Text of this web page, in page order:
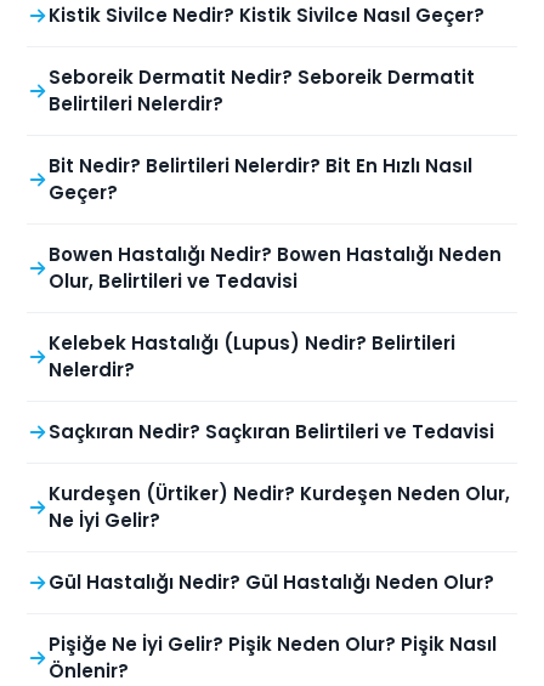
Kistik Sivilce Nedir? Kistik Sivilce Nasıl Geçer?
Seboreik Dermatit Nedir? Seboreik Dermatit
Belirtileri Nelerdir?
Bit Nedir? Belirtileri Nelerdir? Bit En Hızlı Nasıl
Geçer?
Bowen Hastalığı Nedir? Bowen Hastalığı Neden
Olur, Belirtileri ve Tedavisi
Kelebek Hastalığı (Lupus) Nedir? Belirtileri
Nelerdir?
Saçkıran Nedir? Saçkıran Belirtileri ve Tedavisi
Kurdeşen (Ürtiker) Nedir? Kurdeşen Neden Olur,
Ne İyi Gelir?
Gül Hastalığı Nedir? Gül Hastalığı Neden Olur?
Pişiğe Ne İyi Gelir? Pişik Neden Olur? Pişik Nasıl
Önlenir?